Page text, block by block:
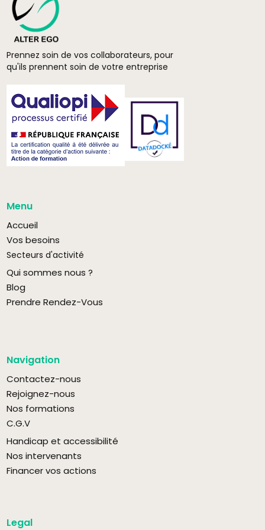
Prennez soin de vos collaborateurs, pour
qu'ils prennent soin de votre entreprise
Menu
Accueil
Vos besoins
Secteurs d'activité
Qui sommes nous ?
Blog
Prendre Rendez-Vous
Navigation
Contactez-nous
Rejoignez-nous
Nos formations
C.G.V
Handicap et accessibilité
Nos intervenants
Financer vos actions
Legal